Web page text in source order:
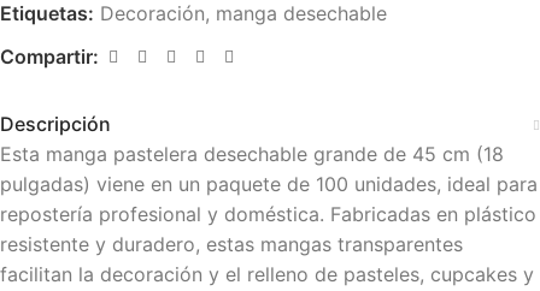
Etiquetas: Decoración, manga desechable
Compartir:
Descripción
Esta manga pastelera desechable grande de 45 cm (18
pulgadas) viene en un paquete de 100 unidades, ideal para
repostería profesional y doméstica. Fabricadas en plástico
resistente y duradero, estas mangas transparentes
facilitan la decoración y el relleno de pasteles, cupcakes y